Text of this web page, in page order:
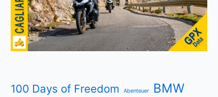
100 Days of Freedom Abenteuer BMW